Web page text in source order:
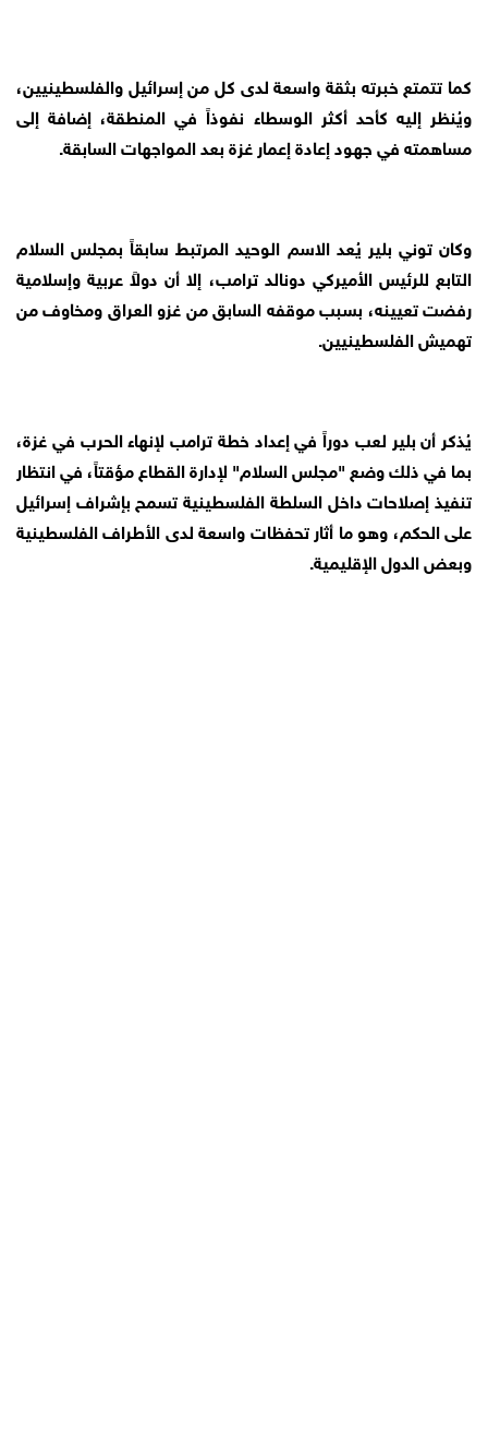
كما تتمتع خبرته بثقة واسعة لدى كل من إسرائيل والفلسطينيين،
ويُنظر إليه كأحد أكثر الوسطاء نفوذاً في المنطقة، إضافة إلى
مساهمته في جهود إعادة إعمار غزة بعد المواجهات السابقة.
وكان توني بلير يُعد الاسم الوحيد المرتبط سابقاً بمجلس السلام
التابع للرئيس الأميركي دونالد ترامب، إلا أن دولاً عربية وإسلامية
رفضت تعيينه، بسبب موقفه السابق من غزو العراق ومخاوف من
تهميش الفلسطينيين.
يُذكر أن بلير لعب دوراً في إعداد خطة ترامب لإنهاء الحرب في غزة،
بما في ذلك وضع "مجلس السلام" لإدارة القطاع مؤقتاً، في انتظار
تنفيذ إصلاحات داخل السلطة الفلسطينية تسمح بإشراف إسرائيل
على الحكم، وهو ما أثار تحفظات واسعة لدى الأطراف الفلسطينية
وبعض الدول الإقليمية.